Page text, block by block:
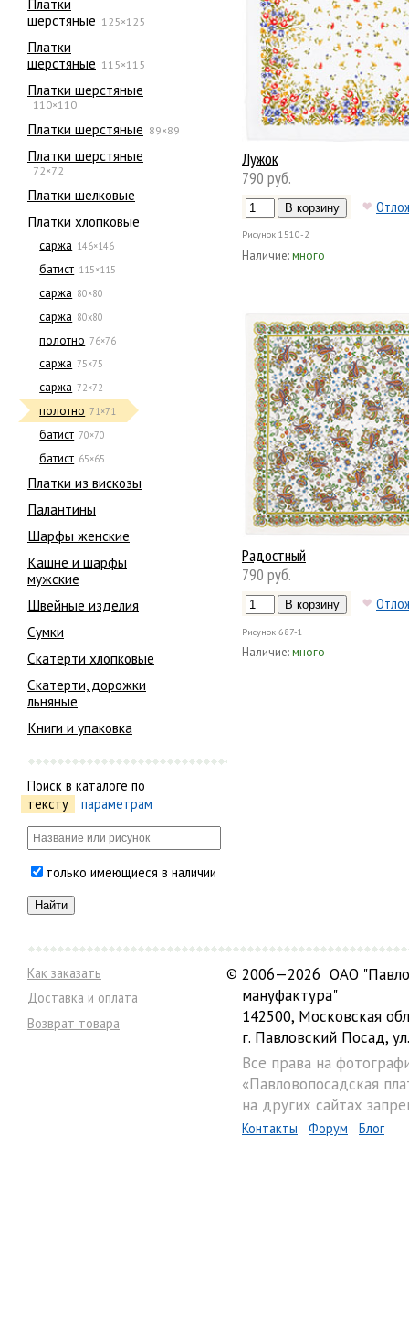
Платки
шерстяные 125×125
Платки
шерстяные 115×115
Платки шерстяные
110×110
Платки шерстяные 89×89
Платки шерстяные
72×72
Платки шелковые
Платки хлопковые
саржа 146×146
батист 115×115
саржа 80×80
саржа 80х80
полотно 76×76
саржа 75×75
саржа 72×72
полотно 71×71
батист 70×70
батист 65×65
Платки из вискозы
Палантины
Шарфы женские
Кашне и шарфы
мужские
Швейные изделия
Сумки
Скатерти хлопковые
Скатерти, дорожки
льняные
Книги и упаковка
Поиск в каталоге по
тексту
параметрам
только имеющиеся в наличии
Лужок
790 руб.
Рисунок 1510-2
Наличие:много
Радостный
790 руб.
Рисунок 687-1
Наличие:много
Как заказать
Доставка и оплата
Возврат товара
© 2006—2026 ОАО
мануфактура"
142500, Московская
г. Павловский Посад,
Все права на
«Павловопосадская
на других сайтах
Контакты Форум Блог